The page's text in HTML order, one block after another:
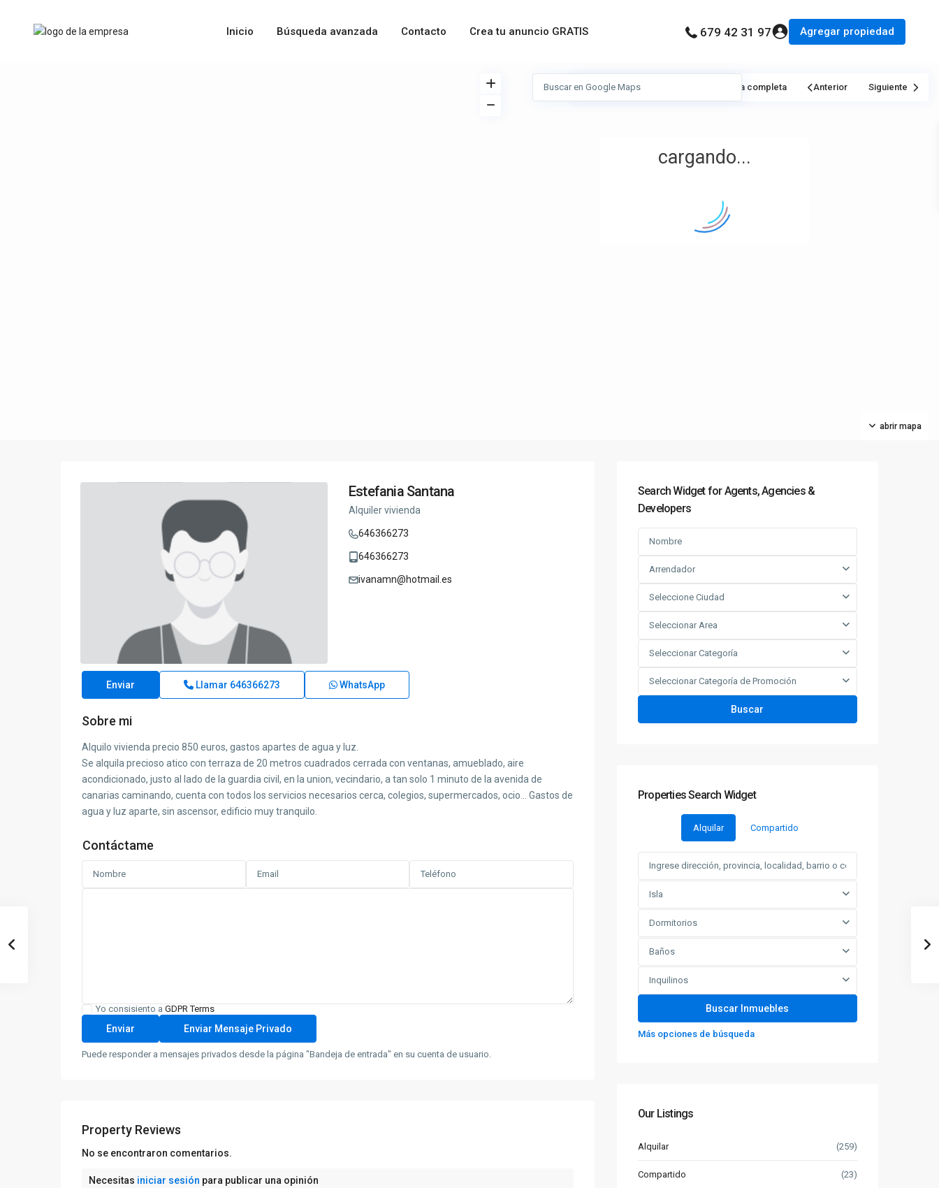
Inicio Búsqueda avanzada Contacto Crea tu anuncio GRATIS 679 42 31 97 Agregar propiedad
cargando...
abrir mapa
Ver Mi Ubicación Pantalla completa Anterior Siguiente
Estefania Santana
Alquiler vivienda
646366273
646366273
ivanamn@hotmail.es
Enviar Llamar 646366273 WhatsApp
Sobre mi
Alquilo vivienda precio 850 euros, gastos apartes de agua y luz.
Se alquila precioso atico con terraza de 20 metros cuadrados cerrada con ventanas, amueblado, aire
acondicionado, justo al lado de la guardia civil, en la union, vecindario, a tan solo 1 minuto de la avenida de
canarias caminando, cuenta con todos los servicios necesarios cerca, colegios, supermercados, ocio… Gastos de
agua y luz aparte, sin ascensor, edificio muy tranquilo.
Contáctame
Yo consisiento a GDPR Terms
Puede responder a mensajes privados desde la página "Bandeja de entrada" en su cuenta de usuario.
Property Reviews
No se encontraron comentarios.
Necesitas iniciar sesión para publicar una opinión
Search Widget for Agents, Agencies &
Developers
Arrendador
Seleccione Ciudad
Seleccionar Area
Seleccionar Categoría
Seleccionar Categoría de Promoción
Buscar
Properties Search Widget
Alquilar Compartido
Isla
Dormitorios
Baños
Inquilinos
Más opciones de búsqueda
Our Listings
Alquilar (259)
Compartido (23)